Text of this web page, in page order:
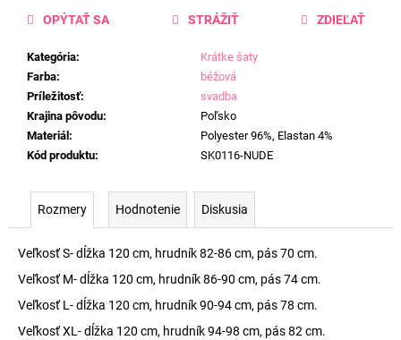
Kategória:
Krátke šaty
Farba:
béžová
Príležitosť:
svadba
Krajina pôvodu:
Poľsko
Materiál :
Polyester 96%, Elastan 4%
Kód produktu: SK0116-NUDE
OPÝTAŤ SA STRÁŽIŤ ZDIEĽAŤ
Rozmery Hodnotenie Diskusia
Veľkosť S- dĺžka 120 cm, hrudník 82-86 cm, pás 70 cm.
Veľkosť M- dĺžka 120 cm, hrudník 86-90 cm, pás 74 cm.
Veľkosť L- dĺžka 120 cm, hrudník 90-94 cm, pás 78 cm.
Veľkosť XL- dĺžka 120 cm, hrudník 94-98 cm, pás 82 cm.